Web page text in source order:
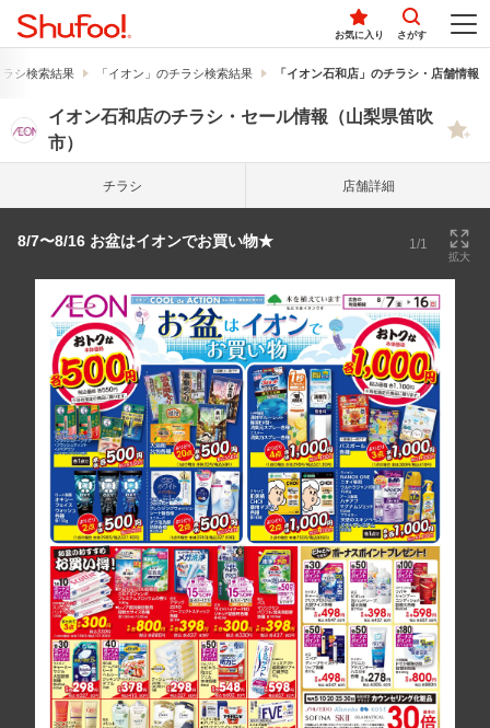
お気に入り さがす
シ検索結果 「イオン」のチラシ検索結果 「イオン石和店」のチラシ・店舗情報
イオン石和店のチラシ・セール情報（山梨県笛吹
市）
チラシ 店舗詳細
8/7〜8/16 お盆はイオンでお買い物★ 1/1
拡大